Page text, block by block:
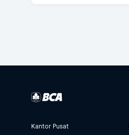
Kantor Pusat